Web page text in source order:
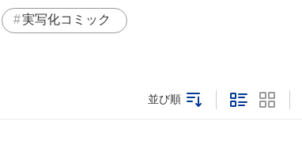
実写化コミック
並び順